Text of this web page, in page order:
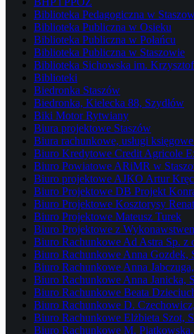
Biblioteka Pedagogiczna w
Biblioteka Publiczna w Osieku
Biblioteka Publiczna w Połańcu
Biblioteka Publiczna w Staszowie
Biblioteka Sichowska im.
Biblioteki
Biedronka Staszów
Biedronka, Kielecka 88, Szydłów
Biki Motor Rytwiany
Biura projektowe Staszów
Biura rachunkowe, usługi
Biuro Kredytowe Credit Agricole
Biuro Powiatowe ARiMR w
Biuro projektowe AJKO Artur
Biuro Projektowe DB Projekt
Biuro Projektowe Kosztorysy
Biuro Projektowe Mateusz Turek
Biuro Projektowe z
Biuro Rachunkowe Ad Astra Sp. z
Biuro Rachunkowe Anna Gozdek,
Biuro Rachunkowe Anna
Biuro Rachunkowe Anna Janicka,
Biuro Rachunkowe Beata
Biuro Rachunkowe D. Czechowicz,
Biuro Rachunkowe Elżbieta Szot,
Biuro Rachunkowe M.